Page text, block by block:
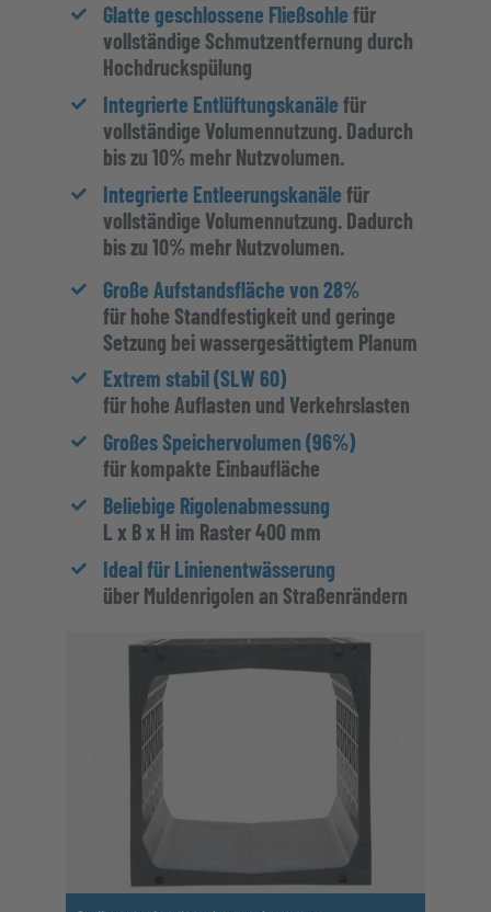
Glatte geschlossene Fließsohle für
vollständige Schmutzentfernung durch
Hochdruckspülung
Integrierte Entlüftungskanäle für
vollständige Volumennutzung. Dadurch
bis zu 10% mehr Nutzvolumen.
Integrierte Entleerungskanäle für
vollständige Volumennutzung. Dadurch
bis zu 10% mehr Nutzvolumen.
Große Aufstandsfläche von 28%
für hohe Standfestigkeit und geringe
Setzung bei wassergesättigtem Planum
Extrem stabil (SLW 60)
für hohe Auflasten und Verkehrslasten
Großes Speichervolumen (96%)
für kompakte Einbaufläche
Beliebige Rigolenabmessung
L x B x H im Raster 400 mm
Ideal für Linienentwässerung
über Muldenrigolen an Straßenrändern